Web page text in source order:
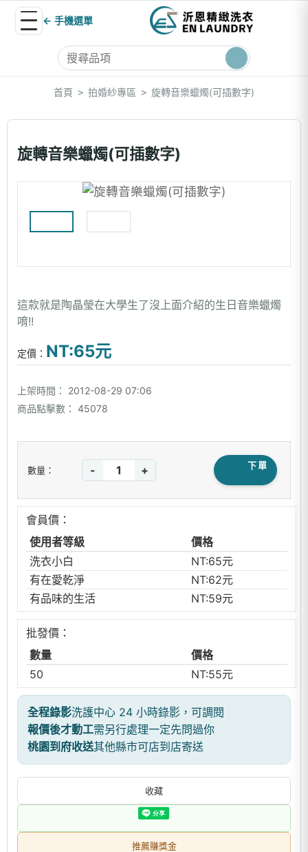
← 手機選單
首頁 > 拍婚紗專區 > 旋轉音樂蠟燭(可插數字)
旋轉音樂蠟燭(可插數字)
這款就是陶晶瑩在大學生了沒上面介紹的生日音樂蠟燭
唷!!
定價： NT:65元
上架時間：
2012-08-29 07:06
商品點擊數： 45078
數量： - + 下單
會員價：
使用者等級
價格
洗衣小白
NT:65元
有在愛乾淨
NT:62元
有品味的生活
NT:59元
批發價：
數量
價格
50
NT:55元
全程錄影洗護中心 24 小時錄影，可調閱
報價後才動工需另行處理一定先問過你
桃園到府收送其他縣市可店到店寄送
收藏
推薦賺獎金